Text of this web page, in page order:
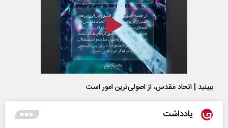
ببینید | اتحاد مقدس، از اصولی‌ترین امور است
یادداشت